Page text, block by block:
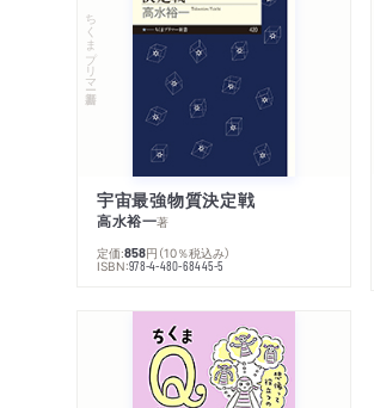
ちくまプリマー新書
宇宙最強物質決定戦
高水裕一著
定価:858円 （10％税込み）
ISBN:978-4-480-68445-5